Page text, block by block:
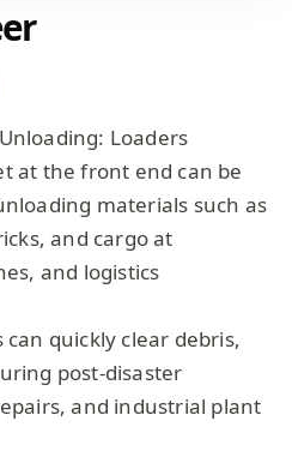
Loaders
at the front end can be
materials such as
and cargo at
and logistics
quickly clear debris,
post-disaster
and industrial plant